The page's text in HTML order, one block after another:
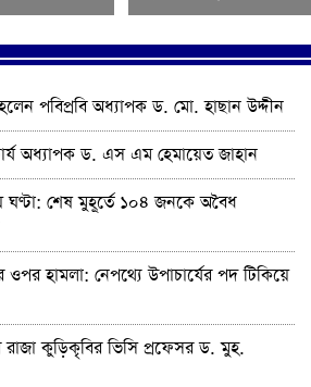
হলেন পবিপ্রবি অধ্যাপক ড. মো. হাছান উদ্দীন
অধ্যাপক ড. এস এম হেমায়েত জাহান
ঘণ্টা: শেষ মুহূর্তে ১০৪ জনকে অবৈধ
ওপর হামলা: নেপথ্যে উপাচার্যের পদ টিকিয়ে
রাজা কুড়িকৃবির ভিসি প্রফেসর ড. মুহ.